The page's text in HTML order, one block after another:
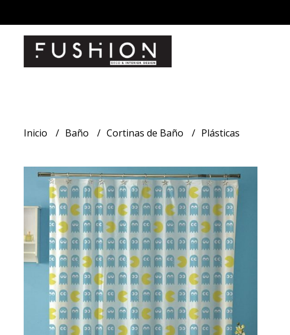
Inicio Baño Cortinas de Baño Plásticas